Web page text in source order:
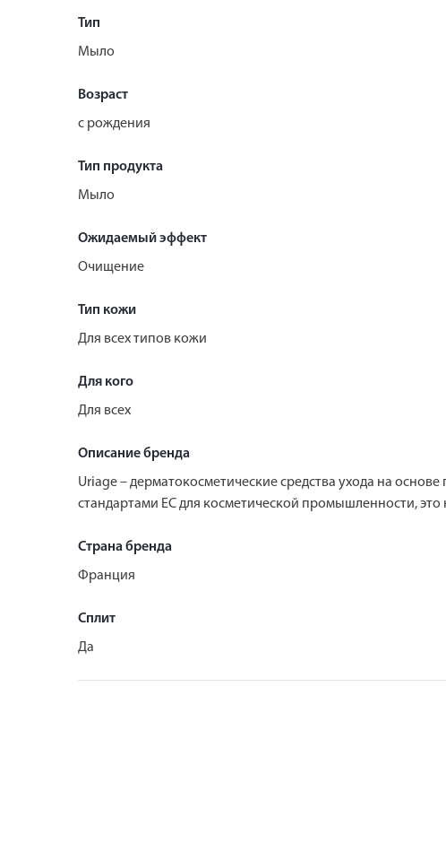
Тип
Мыло
Возраст
с рождения
Тип продукта
Мыло
Ожидаемый эффект
Очищение
Тип кожи
Для всех типов кожи
Для кого
Для всех
Описание бренда
Uriage – дерматокосметические средства ухода на
стандартами ЕС для косметической промышленности,
Страна бренда
Франция
Сплит
Да